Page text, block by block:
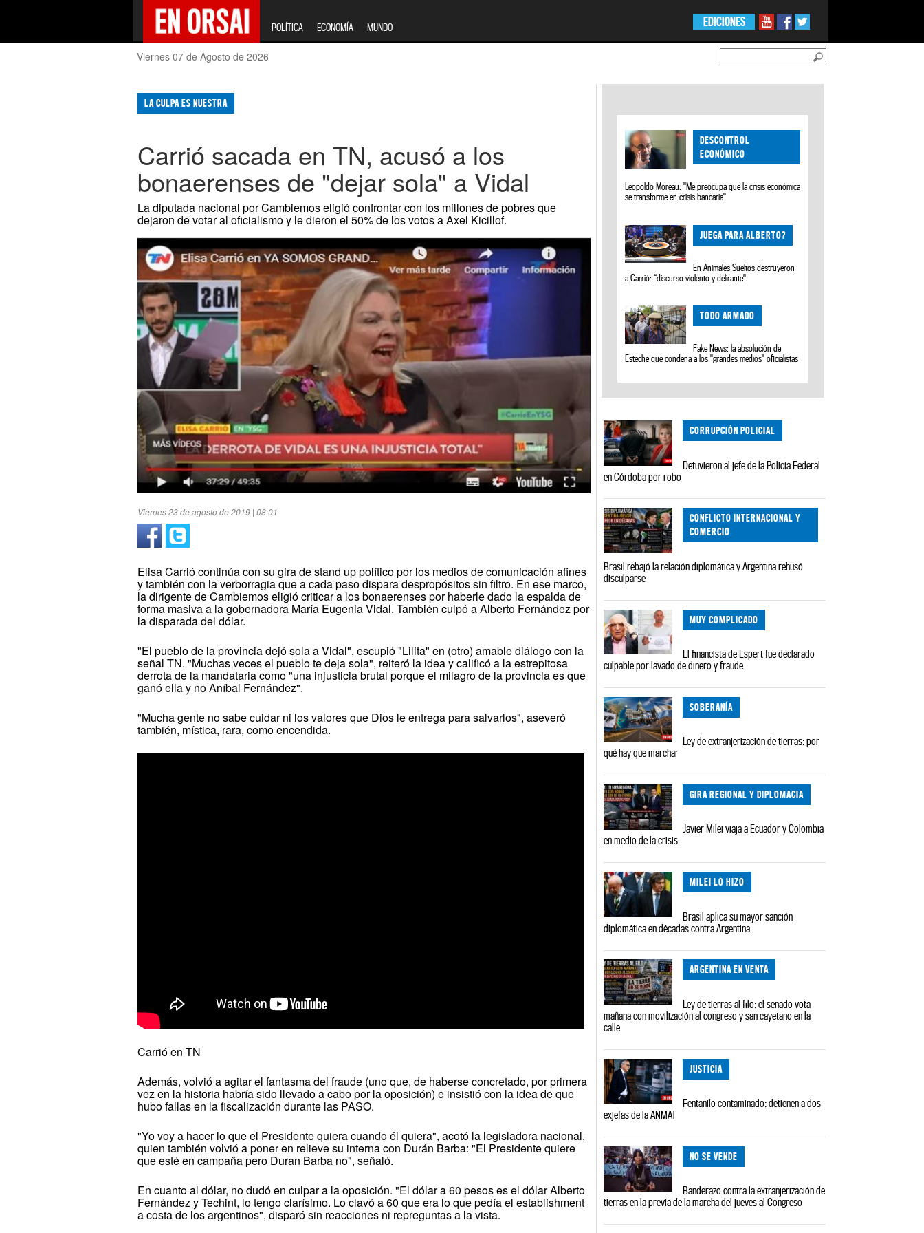
POLÍTICA ECONOMÍA MUNDO EDICIONES
Viernes 07 de Agosto de 2026
LA CULPA ES NUESTRA
Carrió sacada en TN, acusó a los
bonaerenses de "dejar sola" a Vidal
La diputada nacional por Cambiemos eligió confrontar con los millones de pobres que
dejaron de votar al oficialismo y le dieron el 50% de los votos a Axel Kicillof.
Viernes 23 de agosto de 2019 | 08:01
Elisa Carrió continúa con su gira de stand up político por los medios de comunicación afines
y también con la verborragia que a cada paso dispara despropósitos sin filtro. En ese marco,
la dirigente de Cambiemos eligió criticar a los bonaerenses por haberle dado la espalda de
forma masiva a la gobernadora María Eugenia Vidal. También culpó a Alberto Fernández por
la disparada del dólar.
"El pueblo de la provincia dejó sola a Vidal", escupió "Lilita" en (otro) amable diálogo con la
señal TN. "Muchas veces el pueblo te deja sola", reiteró la idea y calificó a la estrepitosa
derrota de la mandataria como "una injusticia brutal porque el milagro de la provincia es que
ganó ella y no Aníbal Fernández".
"Mucha gente no sabe cuidar ni los valores que Dios le entrega para salvarlos", aseveró
también, mística, rara, como encendida.
Carrió en TN
Además, volvió a agitar el fantasma del fraude (uno que, de haberse concretado, por primera
vez en la historia habría sido llevado a cabo por la oposición) e insistió con la idea de que
hubo fallas en la fiscalización durante las PASO.
"Yo voy a hacer lo que el Presidente quiera cuando él quiera", acotó la legisladora nacional,
quien también volvió a poner en relieve su interna con Durán Barba: "El Presidente quiere
que esté en campaña pero Duran Barba no", señaló.
En cuanto al dólar, no dudó en culpar a la oposición. "El dólar a 60 pesos es el dólar Alberto
Fernández y Techint, lo tengo clarísimo. Lo clavó a 60 que era lo que pedía el establishment
a costa de los argentinos", disparó sin reacciones ni repreguntas a la vista.
DESCONTROL
ECONÓMICO
Leopoldo Moreau: "Me preocupa que la crisis económica
se transforme en crisis bancaria"
JUEGA PARA ALBERTO?
En Animales Sueltos destruyeron
a Carrió: “discurso violento y delirante"
TODO ARMADO
Fake News: la absolución de
Esteche que condena a los "grandes medios" oficialistas
CORRUPCIÓN POLICIAL
Detuvieron al jefe de la Policía Federal
en Córdoba por robo
CONFLICTO INTERNACIONAL Y
COMERCIO
Brasil rebajó la relación diplomática y Argentina rehusó
disculparse
MUY COMPLICADO
El financista de Espert fue declarado
culpable por lavado de dinero y fraude
SOBERANÍA
Ley de extranjerización de tierras: por
qué hay que marchar
GIRA REGIONAL Y DIPLOMACIA
Javier Milei viaja a Ecuador y Colombia
en medio de la crisis
MILEI LO HIZO
Brasil aplica su mayor sanción
diplomática en décadas contra Argentina
ARGENTINA EN VENTA
Ley de tierras al filo: el senado vota
mañana con movilización al congreso y san cayetano en la
calle
JUSTICIA
Fentanilo contaminado: detienen a dos
exjefas de la ANMAT
NO SE VENDE
Banderazo contra la extranjerización de
tierras en la previa de la marcha del jueves al Congreso